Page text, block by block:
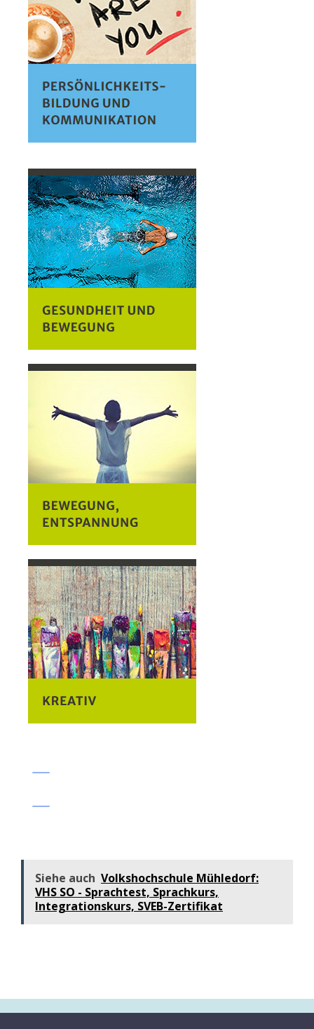
Siehe auch Volkshochschule Mühledorf:
VHS SO - Sprachtest, Sprachkurs,
Integrationskurs, SVEB-Zertifikat